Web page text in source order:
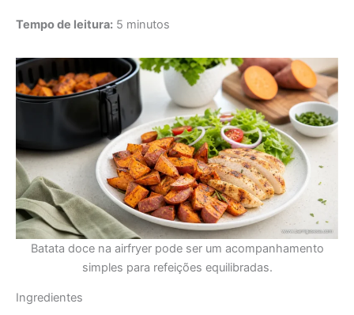
Tempo de leitura: 5 minutos
Batata doce na airfryer pode ser um acompanhamento
simples para refeições equilibradas.
Ingredientes